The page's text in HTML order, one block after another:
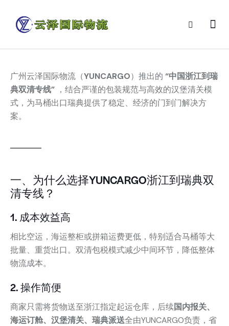
广州云泽国际物流（YUNCARGO）推出的 “中国浙江到瑞
典双清专线” ，结合严谨的包装规范与高效的汉堡清关模
式，为马桶出口瑞典提供了稳定、经济的门到门解决方
案。
一、为什么选择YUNCARGO浙江到瑞典双
清专线？
1. 成本效益高
相比空运，海运整柜或拼箱运费更低，特别适合马桶等大
批量、重货出口。双清包税模式减少中间环节，降低整体
物流成本。
2. 操作简便
商家只需将货物送至浙江指定起运仓库，后续国内报关、
海运订舱、汉堡清关、瑞典派送全由YUNCARGO负责，省